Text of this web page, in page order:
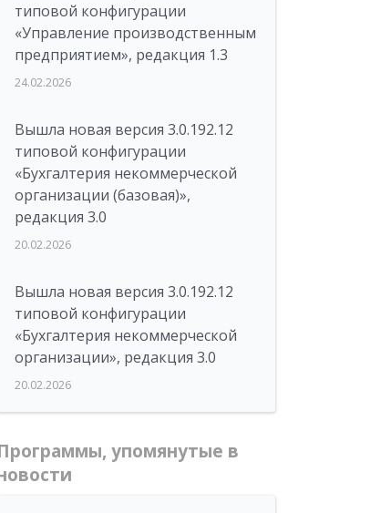
типовой конфигурации
«Управление производственным
предприятием», редакция 1.3
24.02.2026
Вышла новая версия 3.0.192.12
типовой конфигурации
«Бухгалтерия некоммерческой
организации (базовая)»,
редакция 3.0
20.02.2026
Вышла новая версия 3.0.192.12
типовой конфигурации
«Бухгалтерия некоммерческой
организации», редакция 3.0
20.02.2026
упомянутые в